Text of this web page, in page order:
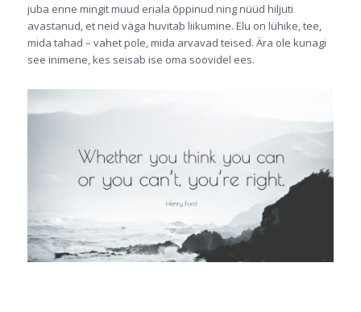
juba enne mingit muud eriala õppinud ning nüüd hiljuti
avastanud, et neid väga huvitab liikumine. Elu on lühike, tee,
mida tahad – vahet pole, mida arvavad teised. Ära ole kunagi
see inimene, kes seisab ise oma soovidel ees.